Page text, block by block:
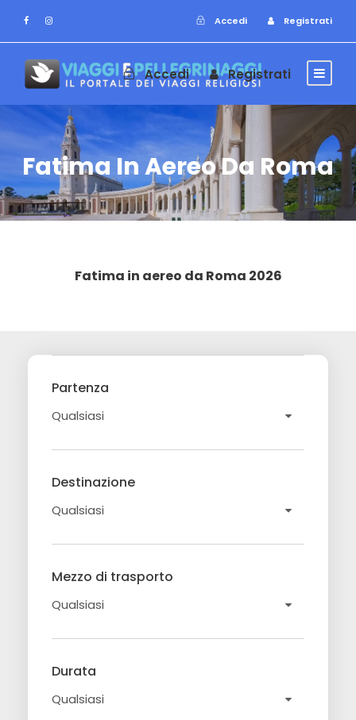
Accedi Registrati
Accedi Registrati
Fatima In Aereo Da Roma
Fatima in aereo da Roma 2026
Partenza
Destinazione
Mezzo di trasporto
Durata